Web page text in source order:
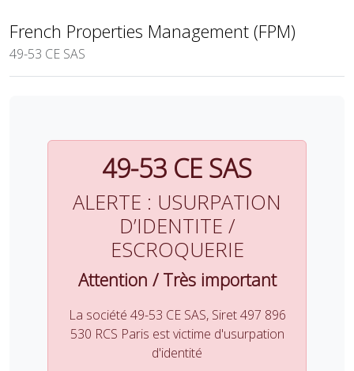
French Properties Management (FPM)
49-53 CE SAS
49-53 CE SAS
ALERTE : USURPATION
D’IDENTITE /
ESCROQUERIE
Attention / Très important
La société 49-53 CE SAS, Siret 497 896
530 RCS Paris est victime d'usurpation
d'identité